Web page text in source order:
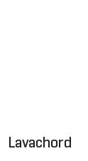
Lavachord